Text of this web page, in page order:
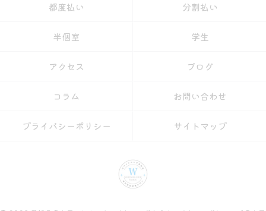
都度払い 分割払い
半個室 学生
アクセス ブログ
コラム お問い合わせ
プライバシーポリシー サイトマップ